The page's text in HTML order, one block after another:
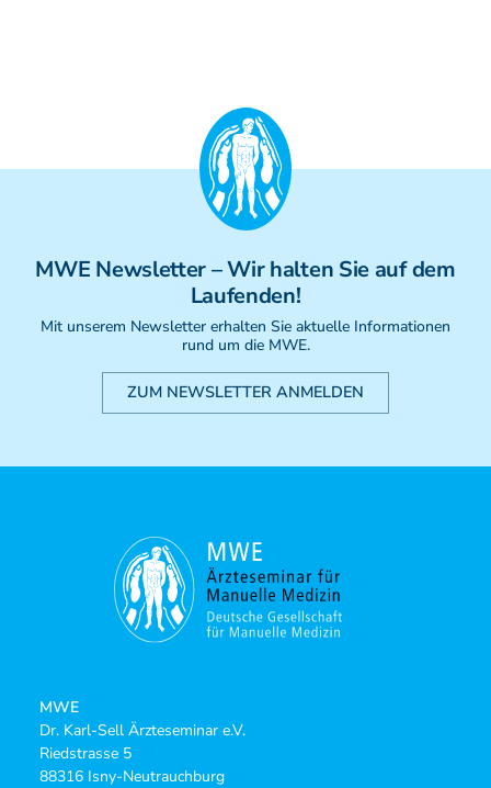
Krankengymnatik am Gerät
Kinesio-Sport-Taping
PNE - Pain Neuroscience Education
MWE Newsletter– Wir halten Sie auf dem
Laufenden!
Mit unserem Newsletter erhalten Sie aktuelle Informationen
rund um die MWE.
ZUM NEWSLETTER ANMELDEN
MWE
Dr. Karl-Sell Ärzteseminar e.V.
Riedstrasse 5
88316 Isny-Neutrauchburg